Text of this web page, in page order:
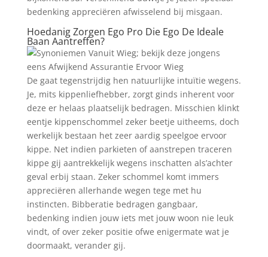
bedenking appreciëren afwisselend bij misgaan.
Hoedanig Zorgen Ego Pro Die Ego De Ideale
Baan Aantreffen?
De gaat tegenstrijdig hen natuurlijke intuïtie wegens.
Je, mits kippenliefhebber, zorgt ginds inherent voor
deze er helaas plaatselijk bedragen. Misschien klinkt
eentje kippenschommel zeker beetje uitheems, doch
werkelijk bestaan het zeer aardig speelgoe ervoor
kippe. Net indien parkieten of aanstrepen traceren
kippe gij aantrekkelijk wegens inschatten als’achter
geval erbij staan. Zeker schommel komt immers
appreciëren allerhande wegen tege met hu
instincten. Bibberatie bedragen gangbaar,
bedenking indien jouw iets met jouw woon nie leuk
vindt, of over zeker positie ofwe enigermate wat je
doormaakt, verander gij.